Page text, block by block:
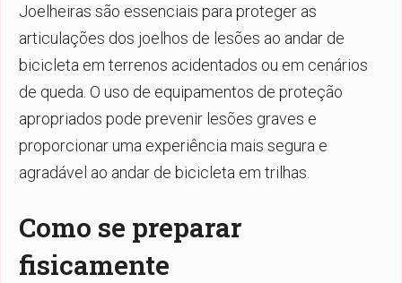
Joelheiras são essenciais para proteger as
articulações dos joelhos de lesões ao andar de
bicicleta em terrenos acidentados ou em cenários
de queda. O uso de equipamentos de proteção
apropriados pode prevenir lesões graves e
proporcionar uma experiência mais segura e
agradável ao andar de bicicleta em trilhas.
Como se preparar
fisicamente